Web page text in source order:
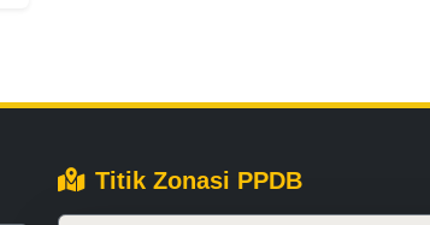
Titik Zonasi PPDB